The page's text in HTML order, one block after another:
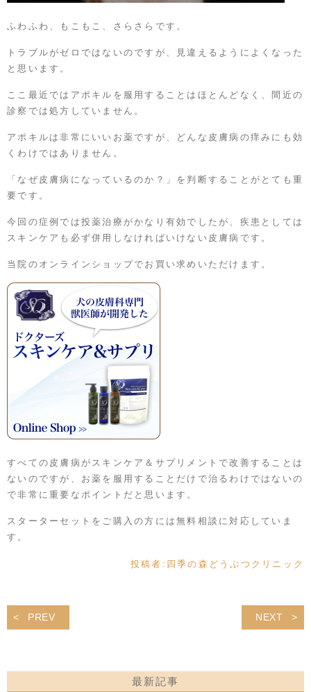
ふわふわ、もこもこ、さらさらです。
トラブルがゼロではないのですが、見違えるようによくなった
と思います。
ここ最近ではアポキルを服用することはほとんどなく、間近の
診察では処方していません。
アポキルは非常にいいお薬ですが、どんな皮膚病の痒みにも効
くわけではありません。
「なぜ皮膚病になっているのか？」を判断することがとても重
要です。
今回の症例では投薬治療がかなり有効でしたが、疾患としては
スキンケアも必ず併用しなければいけない皮膚病です。
当院のオンラインショップでお買い求めいただけます。
すべての皮膚病がスキンケア＆サプリメントで改善することは
ないのですが、お薬を服用することだけで治るわけではないの
で非常に重要なポイントだと思います。
スターターセットをご購入の方には無料相談に対応していま
す。
投稿者: 四季の森どうぶつクリニック
PREV NEXT
最新記事